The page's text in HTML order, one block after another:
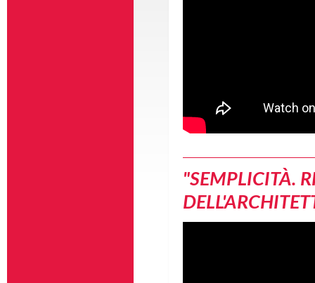
"SEMPLICITÀ.